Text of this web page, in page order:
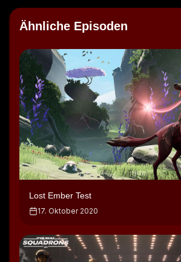
Ähnliche Episoden
Lost Ember Test
17. Oktober 2020